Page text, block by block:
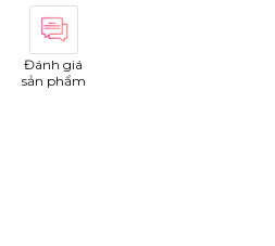
Đánh giá
sản phẩm